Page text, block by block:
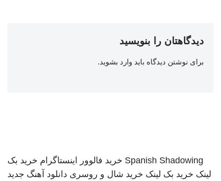
دیدگاهتان را بنویسید
برای نوشتن دیدگاه باید وارد بشوید.
Spanish Shadowing خرید فالوور اینستاگرام خرید بک
لینک خرید بک لینک خرید شال و روسری دانلود آهنگ جدید